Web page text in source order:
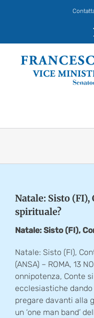
Natale: Sisto (FI),
spirituale?
Natale: Sisto (FI),
Natale: Sisto (FI),
(ANSA) – ROMA, 13
onnipotenza, Conte
ecclesiastiche
pregare davanti alla
un ‘one man band’